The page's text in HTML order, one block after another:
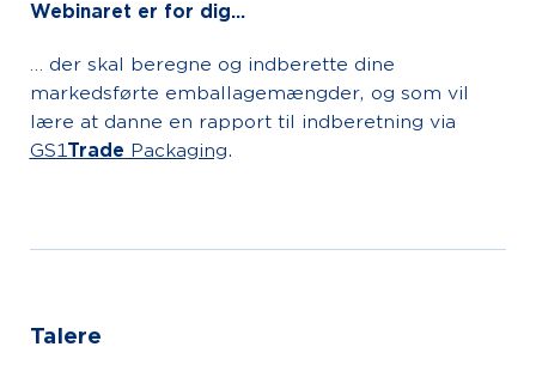
Webinaret er for dig...
… der skal beregne og indberette dine
markedsførte emballagemængder, og som vil
lære at danne en rapport til indberetning via
GS1Trade Packaging.
Talere